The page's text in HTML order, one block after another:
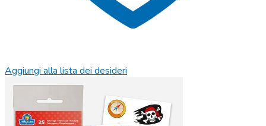
Aggiungi alla lista dei desideri